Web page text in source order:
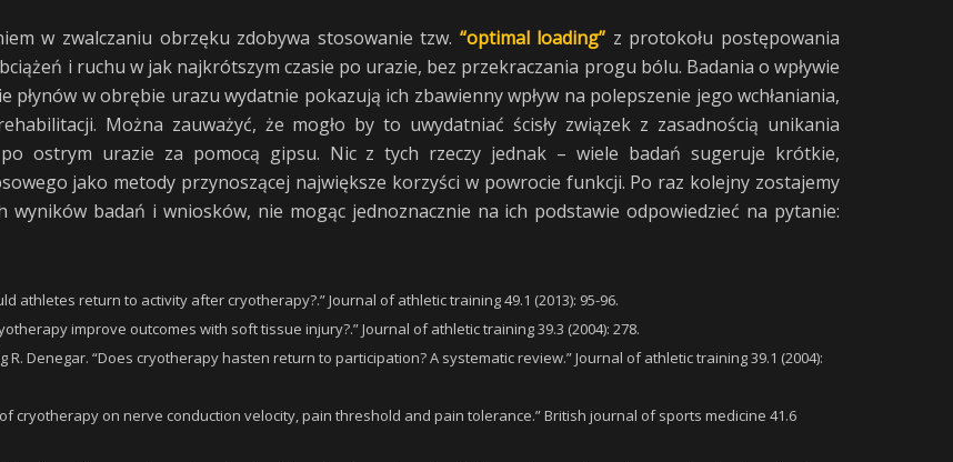
w zwalczaniu obrzęku zdobywa stosowanie tzw. “optimal loading” z protokołu postępowania
i ruchu w jak najkrótszym czasie po urazie, bez przekraczania progu bólu. Badania o wpływie
płynów w obrębie urazu wydatnie pokazują ich zbawienny wpływ na polepszenie jego wchłaniania,
Można zauważyć, że mogło by to uwydatniać ścisły związek z zasadnością unikania
po ostrym urazie za pomocą gipsu. Nic z tych rzeczy jednak – wiele badań sugeruje krótkie,
jako metody przynoszącej największe korzyści w powrocie funkcji. Po raz kolejny zostajemy
wyników badań i wniosków, nie mogąc jednoznacznie na ich podstawie odpowiedzieć na pytanie:
athletes return to activity after cryotherapy?.” Journal of athletic training 49.1 (2013): 95-96.
improve outcomes with soft tissue injury?.” Journal of athletic training 39.3 (2004): 278.
R. Denegar. “Does cryotherapy hasten return to participation? A systematic review.” Journal of athletic training 39.1 (2004):
cryotherapy on nerve conduction velocity, pain threshold and pain tolerance.” British journal of sports medicine 41.6